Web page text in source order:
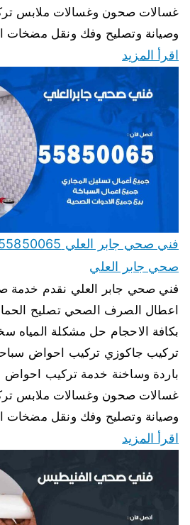
غسالات صحون وغسالات ملابس
وصيانة وتصليح وفك ونقل مضخات
اقرأ المزيد
صحي جابر العلي
فني صحي جابر العلي نقدم خدمة
اعطال الصرف الصحي تصليح
بكافة الاحجام حل مشكلة المياه
تركيب جاكوزي تركيب احواض
باردة وساخنة خدمة تركيب
غسالات صحون وغسالات ملابس
وصيانة وتصليح وفك ونقل مضخات
اقرأ المزيد